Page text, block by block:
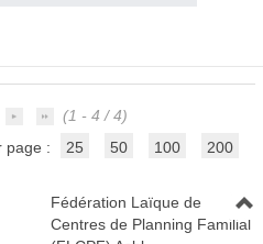
(1 - 4 / 4)
page :
25 50 100 200
Fédération Laïque de
Centres de Planning Familial